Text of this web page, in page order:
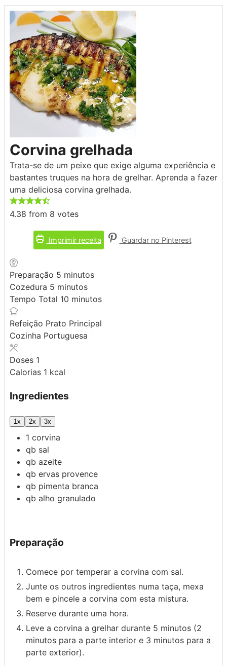
Corvina grelhada
Trata-se de um peixe que exige alguma experiência e
bastantes truques na hora de grelhar. Aprenda a fazer
uma deliciosa corvina grelhada.
4.38 from 8 votes
Imprimir receita Guardar no Pinterest
Preparação 5 minutos
minutos
Cozedura 5 minutos
minutos
Tempo Total 10 minutos
minutos
Refeição Prato Principal
Cozinha Portuguesa
Doses 1
Calorias 1 kcal
Ingredientes
1x 2x 3x
1 corvina
qb sal
qb azeite
qb ervas provence
qb pimenta branca
qb alho granulado
Preparação
Comece por temperar a corvina com sal.
Junte os outros ingredientes numa taça, mexa
bem e pincele a corvina com esta mistura.
Reserve durante uma hora.
Leve a corvina a grelhar durante 5 minutos (2
minutos para a parte interior e 3 minutos para a
parte exterior).